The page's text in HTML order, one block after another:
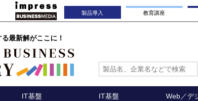
製品導入 教育講座
最新解がここに！
IT基盤
IT基盤
Web／デ